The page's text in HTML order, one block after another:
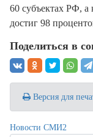
60 субъектах РФ, а
достиг 98
Поделиться в
Версия для
Новости СМИ2